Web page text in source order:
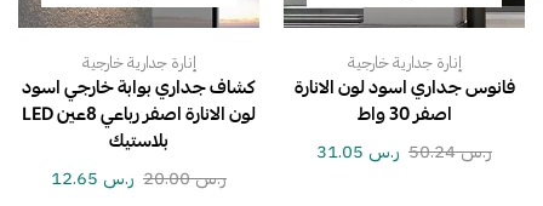
إنارة جدارية خارجية
فانوس جداري اسود لون الانارة
اصفر 30 واط
ر.س50.24 ر.س
إنارة جدارية خارجية
كشاف جداري بوابة خارجي اسود
لون الانارة اصفر رباعي 8عين LED
بلاستيك
ر.س20.00 ر.س